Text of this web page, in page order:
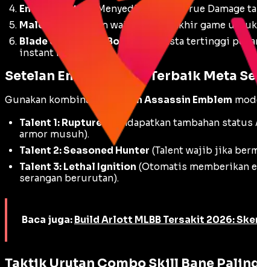
Endless Battle:
Menyediakan efek True Damage
Malefic Roar:
Item wajib di fase akhir game
Blade of Despair (BoD):
Item kasta tertinggi
instant kill
Setelan Emblem Bane Terbaik Meta
Gunakan kombinasi Custom Assassin Emblem
Talent 1: Rupture(Mendapatkan tambahan status
armor musuh).
Talent 2: Seasoned Hunter (Talent wajib jika
Talent 3: Lethal Ignition (Otomatis memberikan
serangan berurutan).
Baca juga: Build Arlott MLBB Tersakit 2026:
Taktik Urutan Combo Skill Bane